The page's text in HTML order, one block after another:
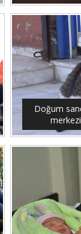
Doğum